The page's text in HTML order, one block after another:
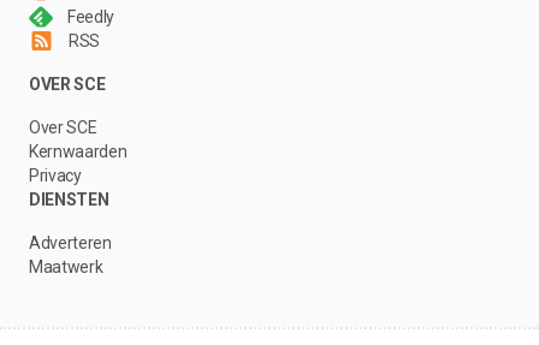
Feedly
RSS
OVER SCE
Over SCE
Kernwaarden
Privacy
DIENSTEN
Adverteren
Maatwerk